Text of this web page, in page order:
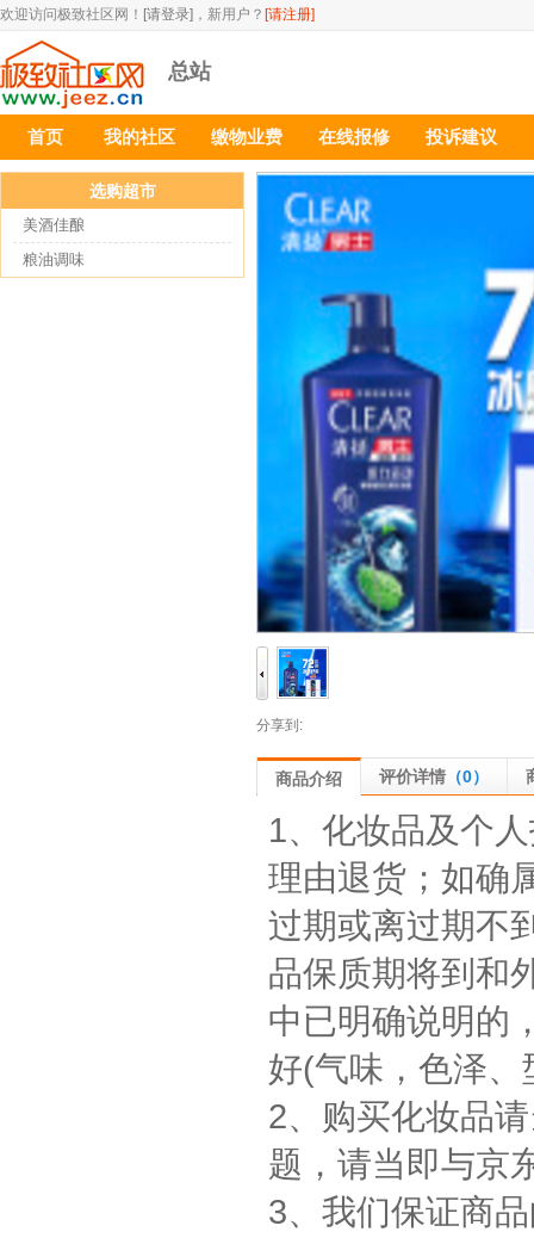
欢迎访问极致社区网！ [请登录] ，新用户？ [请注册]
总站
首页 我的社区 缴物业费 在线报修 投诉建议
选购超市
美酒佳酿
粮油调味
分享到:
商品介绍 评价详情 （0）
1、化妆品及个
理由退货；如确
过期或离过期不
品保质期将到和
中已明确说明的
好(气味，色泽
2、购买化妆品
题，请当即与京
3、我们保证商